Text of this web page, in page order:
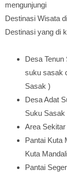
mengunjungi
Destinasi Wisata
Destinasi yang di
Desa
suku sasak
Sasak )
Desa Adat
Suku Sasak
Area
Pantai Kuta
Kuta
Pantai